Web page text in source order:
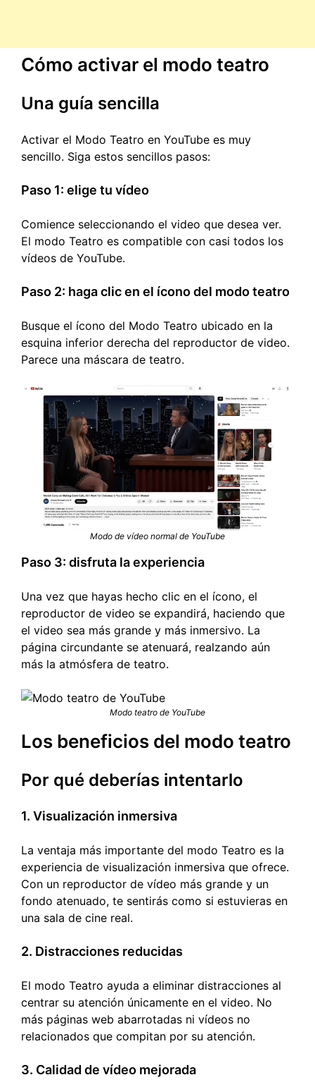
Cómo activar el modo teatro
Una guía sencilla
Activar el Modo Teatro en YouTube es muy
sencillo. Siga estos sencillos pasos:
Paso 1: elige tu vídeo
Comience seleccionando el video que desea ver.
El modo Teatro es compatible con casi todos los
vídeos de YouTube.
Paso 2: haga clic en el ícono del modo teatro
Busque el ícono del Modo Teatro ubicado en la
esquina inferior derecha del reproductor de video.
Parece una máscara de teatro.
Modo de vídeo normal de YouTube
Paso 3: disfruta la experiencia
Una vez que hayas hecho clic en el ícono, el
reproductor de video se expandirá, haciendo que
el video sea más grande y más inmersivo. La
página circundante se atenuará, realzando aún
más la atmósfera de teatro.
Modo teatro de YouTube
Los beneficios del modo teatro
Por qué deberías intentarlo
1. Visualización inmersiva
La ventaja más importante del modo Teatro es la
experiencia de visualización inmersiva que ofrece.
Con un reproductor de vídeo más grande y un
fondo atenuado, te sentirás como si estuvieras en
una sala de cine real.
2. Distracciones reducidas
El modo Teatro ayuda a eliminar distracciones al
centrar su atención únicamente en el video. No
más páginas web abarrotadas ni vídeos no
relacionados que compitan por su atención.
3. Calidad de vídeo mejorada